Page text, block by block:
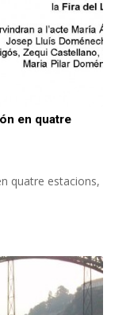
en quatre
quatre estacions,